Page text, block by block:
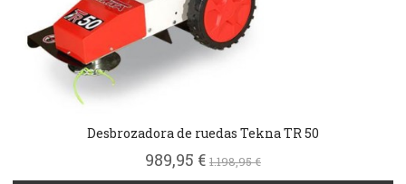
Desbrozadora de ruedas Tekna TR 50
989,95 € 1.198,95 €